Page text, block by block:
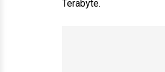
Terabyte.